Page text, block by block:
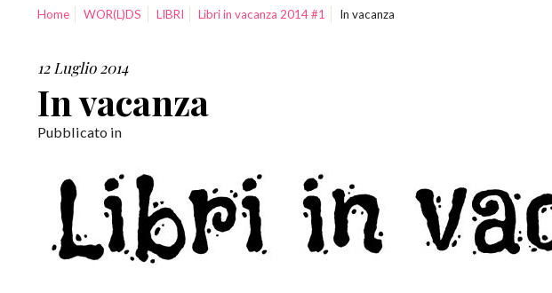
Home WOR(L)DS LIBRI Libri in vacanza 2014 #1 In vacanza
12 Luglio 2014
In vacanza
Pubblicato in